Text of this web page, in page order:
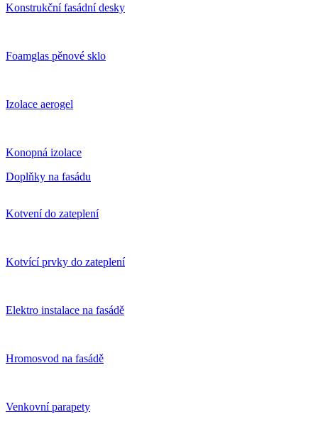
Konstrukční fasádní desky
Foamglas pěnové sklo
Izolace aerogel
Konopná izolace
Doplňky na fasádu
Kotvení do zateplení
Kotvící prvky do zateplení
Elektro instalace na fasádě
Hromosvod na fasádě
Venkovní parapety